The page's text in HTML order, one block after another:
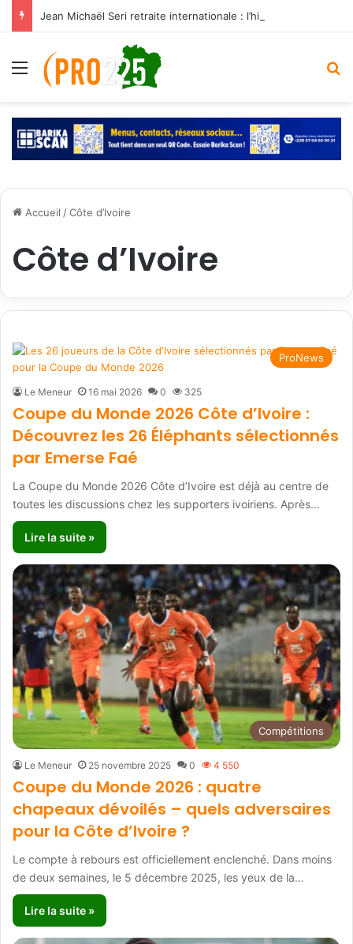
Menu
Accueil /Côte d’Ivoire
Côte d’Ivoire
ProNews
Le Meneur 16 mai 2026 0 325
Coupe du Monde 2026 Côte d’Ivoire :
Découvrez les 26 Éléphants sélectionnés
par Emerse Faé
La Coupe du Monde 2026 Côte d’Ivoire est déjà au centre de
toutes les discussions chez les supporters ivoiriens. Après…
Lire la suite »
Compétitions
Le Meneur 25 novembre 2025 0 4 550
Coupe du Monde 2026 : quatre
chapeaux dévoilés – quels adversaires
pour la Côte d’Ivoire ?
Le compte à rebours est officiellement enclenché. Dans moins
de deux semaines, le 5 décembre 2025, les yeux de la…
Lire la suite »